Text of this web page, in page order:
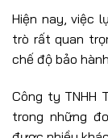
Hiện nay, việc
trò rất quan
chế độ bảo
Công ty TNHH
trong những